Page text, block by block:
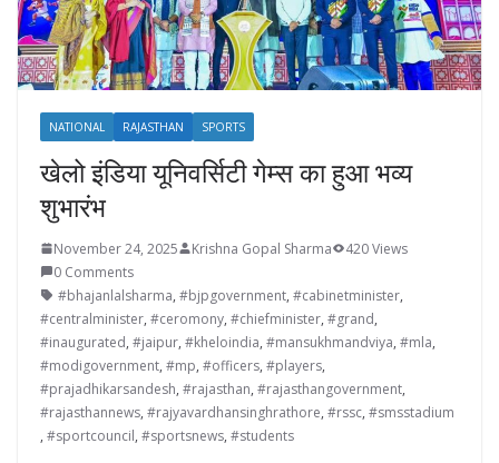
NATIONAL RAJASTHAN SPORTS
खेलो इंडिया यूनिवर्सिटी गेम्स का हुआ भव्य
शुभारंभ
November 24, 2025 Krishna Gopal Sharma
420 Views
0 Comments
#bhajanlalsharma, #bjpgovernment, #cabinetminister,
#centralminister, #ceromony, #chiefminister, #grand,
#inaugurated, #jaipur, #kheloindia, #mansukhmandviya, #mla,
#modigovernment, #mp, #officers, #players,
#prajadhikarsandesh, #rajasthan, #rajasthangovernment,
#rajasthannews, #rajyavardhansinghrathore, #rssc, #smsstadium
, #sportcouncil, #sportsnews, #students